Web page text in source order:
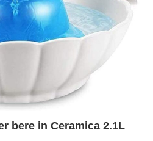
bere in Ceramica 2.1L